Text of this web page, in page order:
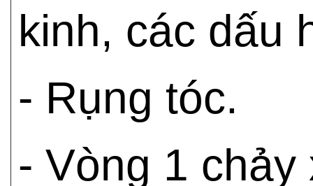
kinh, các dấu
- Rụng tóc.
- Vòng 1 chảy